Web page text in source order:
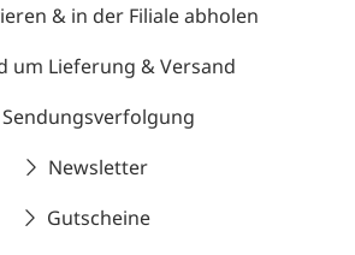
& in der Filiale abholen
um Lieferung & Versand
Sendungsverfolgung
Newsletter
Gutscheine